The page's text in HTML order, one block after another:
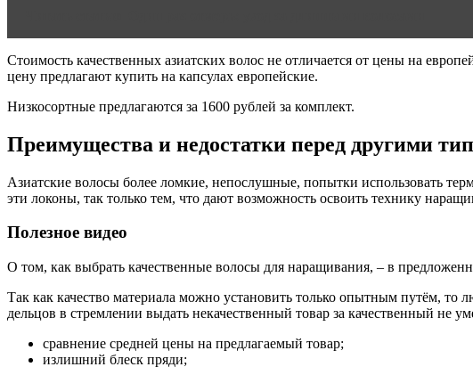
Стоимость качественных азиатских волос не отличается от цены на
цену предлагают купить на капсулах европейские.
Низкосортные предлагаются за 1600 рублей за комплект.
Преимущества и недостатки перед другими
Азиатские волосы более ломкие, непослушные, попытки использовать
эти локоны, так только тем, что дают возможность освоить технику
Полезное видео
О том, как выбрать качественные волосы для наращивания, – в
Так как качество материала можно установить только опытным путём, то
дельцов в стремлении выдать некачественный товар за качественный не
сравнение средней цены на предлагаемый товар;
излишний блеск пряди;